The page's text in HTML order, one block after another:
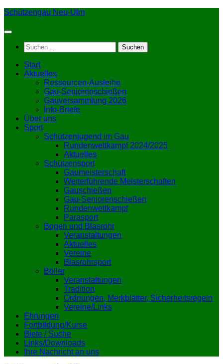
Zum
springen
Schützengau Neu-Ulm
Suchen
nach:
Start
Aktuelles
Ressourcen-Ausleihe
Gau-Seniorenschießen
Gauversammlung 2026
Info-Briefe
Über uns
Sport
Schützenjugend im Gau
Rundenwettkampf 2024/2025
Aktuelles
Schützensport
Gaumeisterschaft
Weiterführende Meisterschaften
Gauschießen
Gau-Seniorenschießen
Rundenwettkampf
Parasport
Bogen und Blasrohr
Veranstaltungen
Aktuelles
Vereine
Blasrohrsport
Böller
Veranstaltungen
Tradition
Ordnungen, Merkblätter, Sicherheitsregeln
Vereine/Links
Ehrungen
Fortbildung/Kurse
Biete / Suche
Links/Downloads
Ihre Nachricht an uns